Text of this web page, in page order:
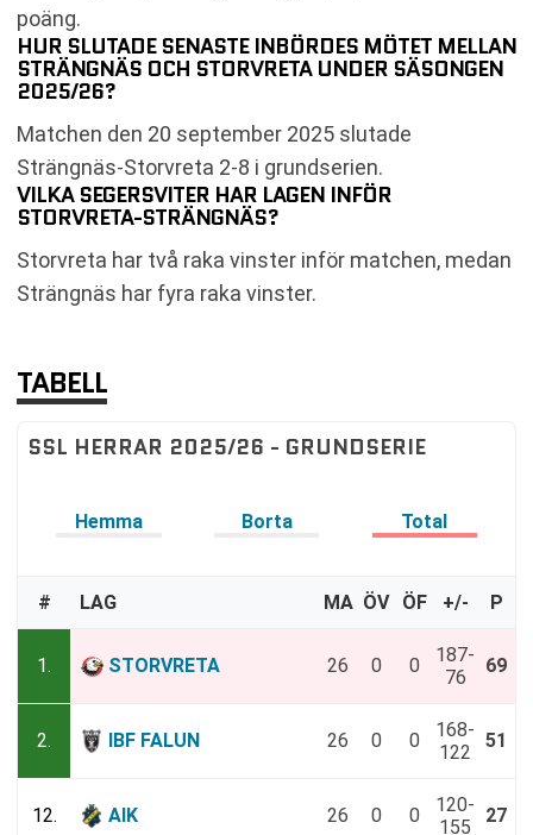
poäng.
HUR SLUTADE SENASTE INBÖRDES MÖTET MELLAN
STRÄNGNÄS OCH STORVRETA UNDER SÄSONGEN
2025/26?
Matchen den 20 september 2025 slutade
Strängnäs-Storvreta 2-8 i grundserien.
VILKA SEGERSVITER HAR LAGEN INFÖR
STORVRETA-STRÄNGNÄS?
Storvreta har två raka vinster inför matchen, medan
Strängnäs har fyra raka vinster.
TABELL
SSL HERRAR 2025/26 - GRUNDSERIE
Hemma Borta Total
# LAG MA ÖV ÖF +/- P
1. STORVRETA 26 0 0
187-
76
69
2. IBF FALUN 26 0 0
168-
122
51
12. AIK 26 0 0
120-
155
27